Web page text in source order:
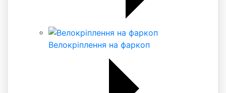
Велокріплення на фаркоп